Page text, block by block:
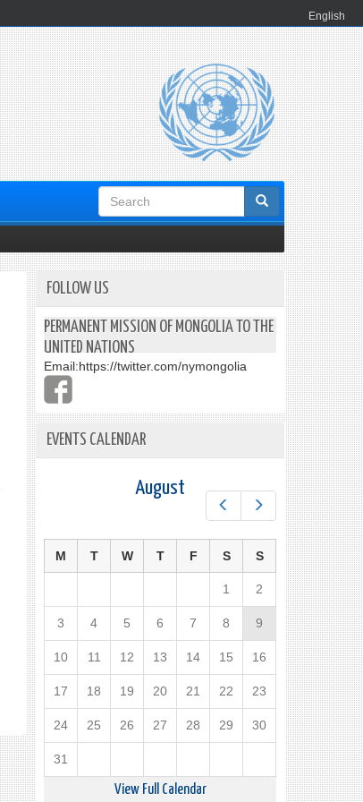
English
Search
form
FOLLOW US
PERMANENT MISSION OF MONGOLIA TO THE
UNITED NATIONS
Email:https://twitter.com/nymongolia
EVENTS CALENDAR
Next
August
M T W T F S S
1 2
3 4 5 6 7 8 9
10 11 12 13 14 15 16
17 18 19 20 21 22 23
24 25 26 27 28 29 30
31
View Full Calendar